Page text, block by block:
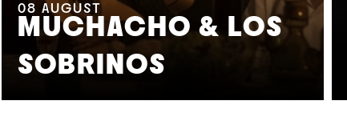
08 AUGUST
MUCHACHO & LOS
SOBRINOS